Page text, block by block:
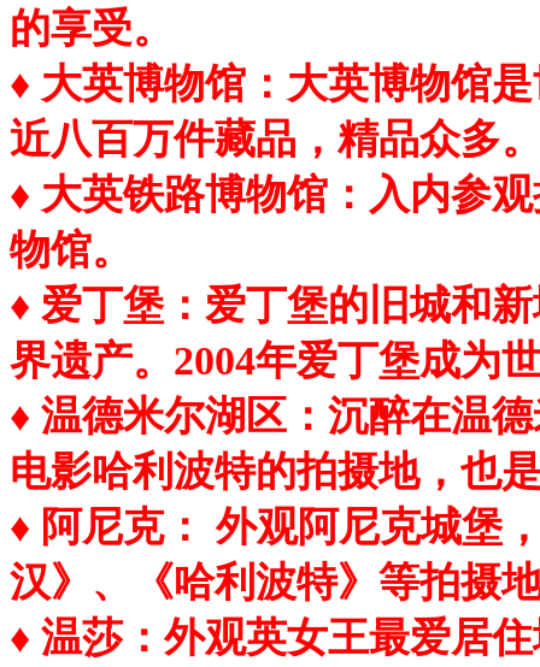
的享受。
♦ 大英博物馆：大英博物馆
近八百万件藏品，精品众多
♦ 大英铁路博物馆：入内参
物馆。
♦ 爱丁堡：爱丁堡的旧城和
界遗产。2004年爱丁堡成为
♦ 温德米尔湖区：沉醉在温
电影哈利波特的拍摄地，也
♦ 阿尼克： 外观阿尼克城堡
汉》、《哈利波特》等拍摄
♦ 温莎：外观英女王最爱居